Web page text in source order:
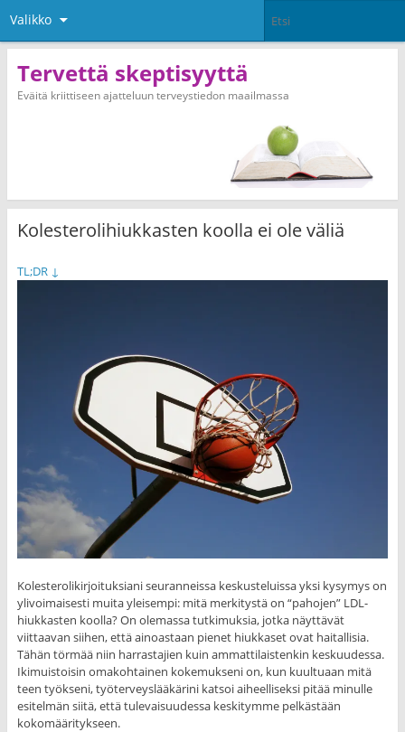
Valikko
Tervettä skeptisyyttä
Eväitä kriittiseen ajatteluun terveystiedon maailmassa
Kolesterolihiukkasten koolla ei ole väliä
TL;DR ↓
Kolesterolikirjoituksiani seuranneissa keskusteluissa yksi kysymys on
ylivoimaisesti muita yleisempi: mitä merkitystä on “pahojen” LDL-
hiukkasten koolla? On olemassa tutkimuksia, jotka näyttävät
viittaavan siihen, että ainoastaan pienet hiukkaset ovat haitallisia.
Tähän törmää niin harrastajien kuin ammattilaistenkin keskuudessa.
Ikimuistoisin omakohtainen kokemukseni on, kun kuultuaan mitä
teen työkseni, työterveyslääkärini katsoi aiheelliseksi pitää minulle
esitelmän siitä, että tulevaisuudessa keskitymme pelkästään
kokomääritykseen.